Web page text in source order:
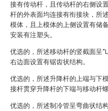
接有传动杆，且传动杆的右侧设
杆的外表面均连接有衔接块，所
模体，且上模体的上侧设置有储
安装有注塑头。
优选的，所述移动杆的竖截面呈
右边面设置有锯齿状结构。
优选的，所述升降杆的上端与下
接杆贯穿升降杆的下端与移动杆螺
优选的，所述制冷管呈弯曲状结